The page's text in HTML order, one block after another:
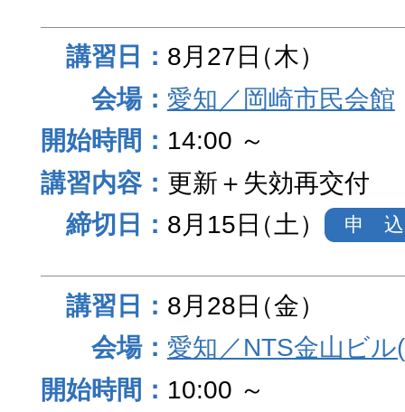
8月27日（木）
愛知／岡崎市民会館
14:00 ～
更新＋失効再交付
8月15日（土） 申 込
8月28日（金）
愛知／NTS金山ビ
10:00 ～